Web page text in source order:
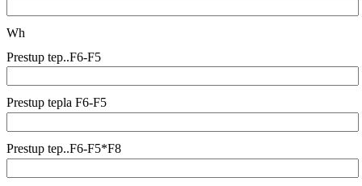
Wh
Prestup tep..F6-F5
Prestup tepla F6-F5
Prestup tep..F6-F5*F8